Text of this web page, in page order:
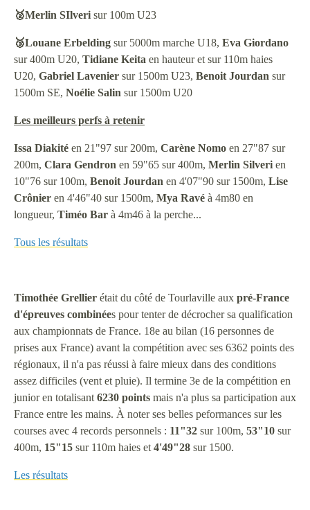
🥈Merlin SIlveri sur 100m U23
🥉Louane Erbelding sur 5000m marche U18, Eva Giordano
sur 400m U20, Tidiane Keita en hauteur et sur 110m haies
U20, Gabriel Lavenier sur 1500m U23, Benoit Jourdan sur
1500m SE, Noélie Salin sur 1500m U20
Les meilleurs perfs à retenir
Issa Diakité en 21"97 sur 200m, Carène Nomo en 27"87 sur
200m, Clara Gendron en 59"65 sur 400m, Merlin Silveri en
10"76 sur 100m, Benoit Jourdan en 4'07"90 sur 1500m, Lise
Crônier en 4'46"40 sur 1500m, Mya Ravé à 4m80 en
longueur, Timéo Bar à 4m46 à la perche...
Tous les résultats
Timothée Grellier était du côté de Tourlaville aux pré-France
d'épreuves combinées pour tenter de décrocher sa qualification
aux championnats de France. 18e au bilan (16 personnes de
prises aux France) avant la compétition avec ses 6362 points des
régionaux, il n'a pas réussi à faire mieux dans des conditions
assez difficiles (vent et pluie). Il termine 3e de la compétition en
junior en totalisant 6230 points mais n'a plus sa participation aux
France entre les mains. À noter ses belles peformances sur les
courses avec 4 records personnels : 11"32 sur 100m, 53"10 sur
400m, 15"15 sur 110m haies et 4'49"28 sur 1500.
Les résultats